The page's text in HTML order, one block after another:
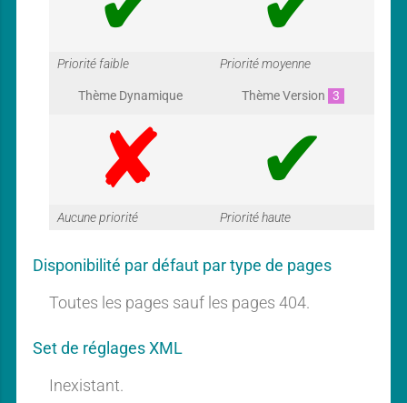
G
a
r
a
Priorité faible
G
a
r
Priorité moyenne
Thème Dynamique
G
a
Aucune priorité
Thème Version 3
G
a
Priorité haute
Disponibilité par défaut par type de pages
Toutes les pages sauf les pages 404.
Set de réglages XML
Inexistant.